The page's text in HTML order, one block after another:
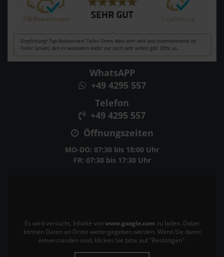
WhatsAPP
+49 4295 557
Telefon
+49 4295 557
Öffnungszeiten
MO-DO: 07:30 bis 18:00 Uhr
FR: 07:30 bis 17:30 Uhr
Es wird versucht, Inhalte von www.google.com zu laden. Dabei
können Daten an Dritte weitergegeben werden. Wenn Sie damit
einverstanden sind, klicken Sie bitte auf "Bestätigen".